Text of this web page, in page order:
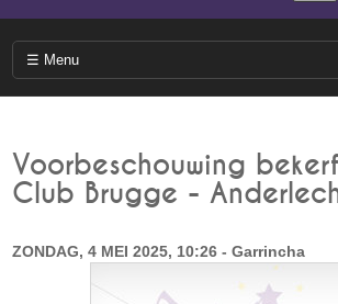
Voorbeschouwing
Club Brugge -
ZONDAG, 4 MEI 2025, 10:26 - Garrincha